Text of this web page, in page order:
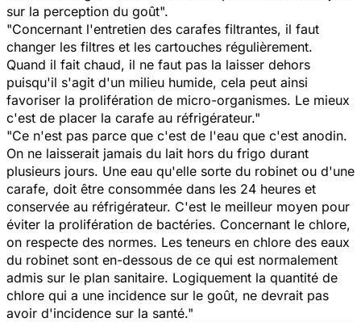
sur la perception du goût".
"Concernant l'entretien des carafes filtrantes, il faut
changer les filtres et les cartouches régulièrement.
Quand il fait chaud, il ne faut pas la laisser dehors
puisqu'il s'agit d'un milieu humide, cela peut ainsi
favoriser la prolifération de micro-organismes. Le mieux
c'est de placer la carafe au réfrigérateur."
"Ce n'est pas parce que c'est de l'eau que c'est anodin.
On ne laisserait jamais du lait hors du frigo durant
plusieurs jours. Une eau qu'elle sorte du robinet ou d'une
carafe, doit être consommée dans les 24 heures et
conservée au réfrigérateur. C'est le meilleur moyen pour
éviter la prolifération de bactéries. Concernant le chlore,
on respecte des normes. Les teneurs en chlore des eaux
du robinet sont en-dessous de ce qui est normalement
admis sur le plan sanitaire. Logiquement la quantité de
chlore qui a une incidence sur le goût, ne devrait pas
avoir d'incidence sur la santé."